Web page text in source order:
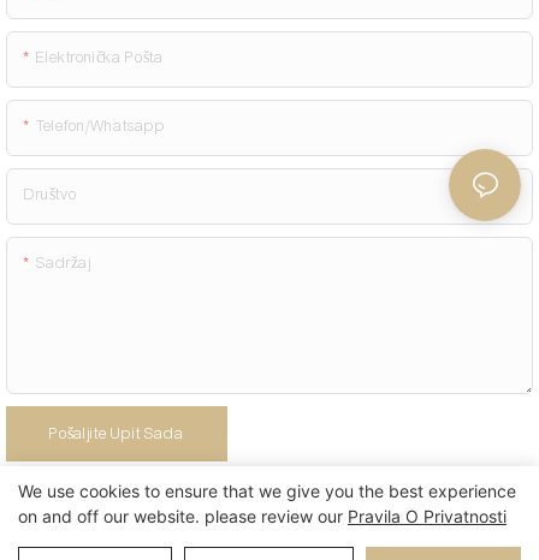
Elektronička Pošta
Telefon/whatsapp
Društvo
Sadržaj
Pošaljite Upit Sada
We use cookies to ensure that we give you the best experience
on and off our website. please review our Pravila O Privatnosti